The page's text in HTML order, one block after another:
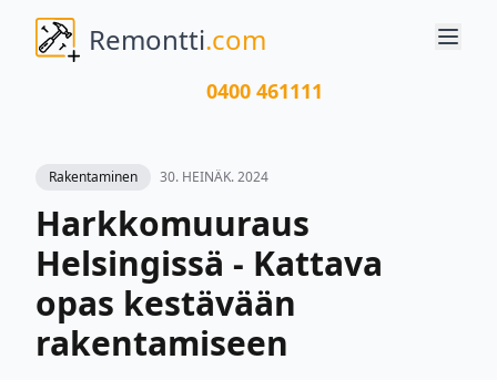
Remontti.com
0400 461111
Rakentaminen 30. HEINÄK. 2024
Harkkomuuraus
Helsingissä - Kattava
opas kestävään
rakentamiseen